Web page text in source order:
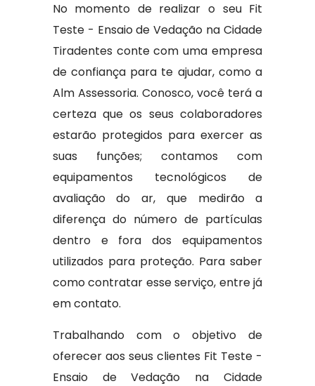
No momento de realizar o seu Fit
Teste - Ensaio de Vedação na Cidade
Tiradentes conte com uma empresa
de confiança para te ajudar, como a
Alm Assessoria. Conosco, você terá a
certeza que os seus colaboradores
estarão protegidos para exercer as
suas funções; contamos com
equipamentos tecnológicos de
avaliação do ar, que medirão a
diferença do número de partículas
dentro e fora dos equipamentos
utilizados para proteção. Para saber
como contratar esse serviço, entre já
em contato.
Trabalhando com o objetivo de
oferecer aos seus clientes Fit Teste -
Ensaio de Vedação na Cidade